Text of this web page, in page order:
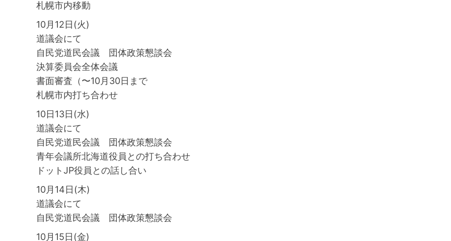
札幌市内移動
10月12日(火)
道議会にて
自民党道民会議 団体政策懇談会
決算委員会全体会議
書面審査（〜10月30日まで
札幌市内打ち合わせ
10日13日(水)
道議会にて
自民党道民会議 団体政策懇談会
青年会議所北海道役員との打ち合わせ
ドットJP役員との話し合い
10月14日(木)
道議会にて
自民党道民会議 団体政策懇談会
10月15日(金)